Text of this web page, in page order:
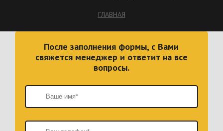
ГЛАВНАЯ
После заполнения формы, с Вами
свяжется менеджер и ответит на все
вопросы.